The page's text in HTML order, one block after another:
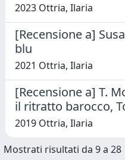
2023 Ottria, Ilaria
[Recensione a]
blu
2021 Ottria, Ilaria
[Recensione a] T.
il ritratto barocco,
2019 Ottria, Ilaria
Mostrati risultati da 9 a 28